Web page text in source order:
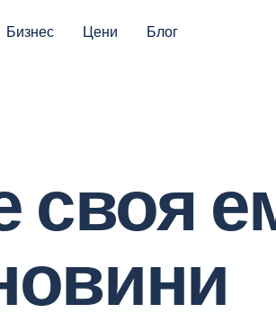
Бизнес Цени Блог
своя